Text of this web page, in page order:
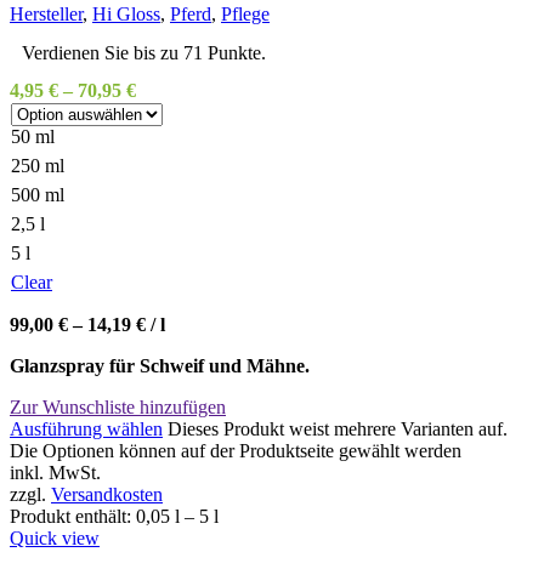
Hersteller, Hi Gloss, Pferd, Pflege
Verdienen Sie bis zu 71 Punkte.
4,95 € – 70,95 €
50 ml
250 ml
500 ml
2,5 l
5 l
Clear
99,00 €– 14,19 € /l
Glanzspray für Schweif und Mähne.
Zur Wunschliste hinzufügen
Ausführung wählen Dieses Produkt weist mehrere Varianten auf.
Die Optionen können auf der Produktseite gewählt werden
inkl. MwSt.
zzgl. Versandkosten
Produkt enthält: 0,05 l – 5 l
Quick view